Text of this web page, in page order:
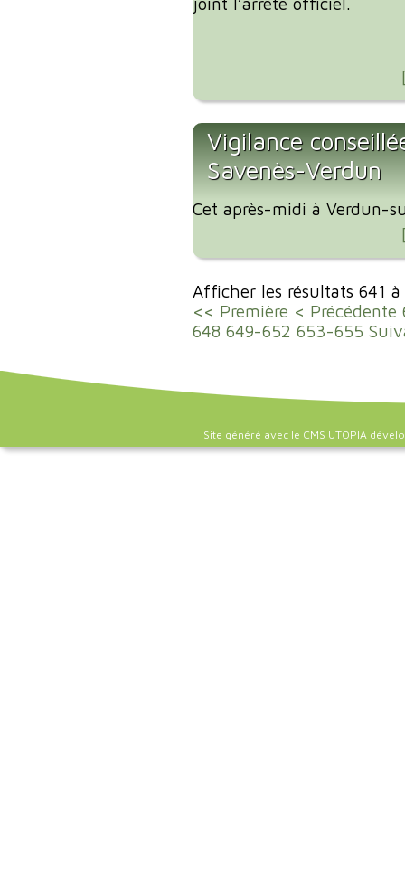
Vigilance
Savenès-Verdun
Cet après-midi à Verdun-
Afficher les résultats 641
<< Première < Précédente
648 649-652 653-655
Site généré avec le CMS UTOPIA